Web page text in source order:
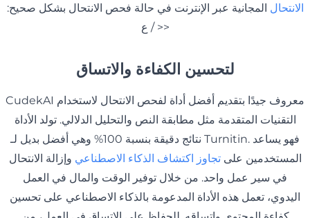
الانتحال المجانية عبر الإنترنت في حالة فحص الانتحال بشكل صحيح:
< / ع>
لتحسين الكفاءة والاتساق
CudekAI معروف جيدًا بتقديم أفضل أداة لفحص الانتحال لاستخدام
التقنيات المتقدمة مثل مطابقة النص والتحليل الدلالي. تولد الأداة
نتائج دقيقة بنسبة 100% وهي أفضل بديل لـ Turnitin. فهو يساعد
المستخدمين علىتجاوز اكتشاف الذكاء الاصطناعي وإزالة الانتحال
في سير عمل واحد. من خلال توفير الوقت والمال في العمل
اليدوي، تعمل هذه الأداة المدعومة بالذكاء الاصطناعي على تحسين